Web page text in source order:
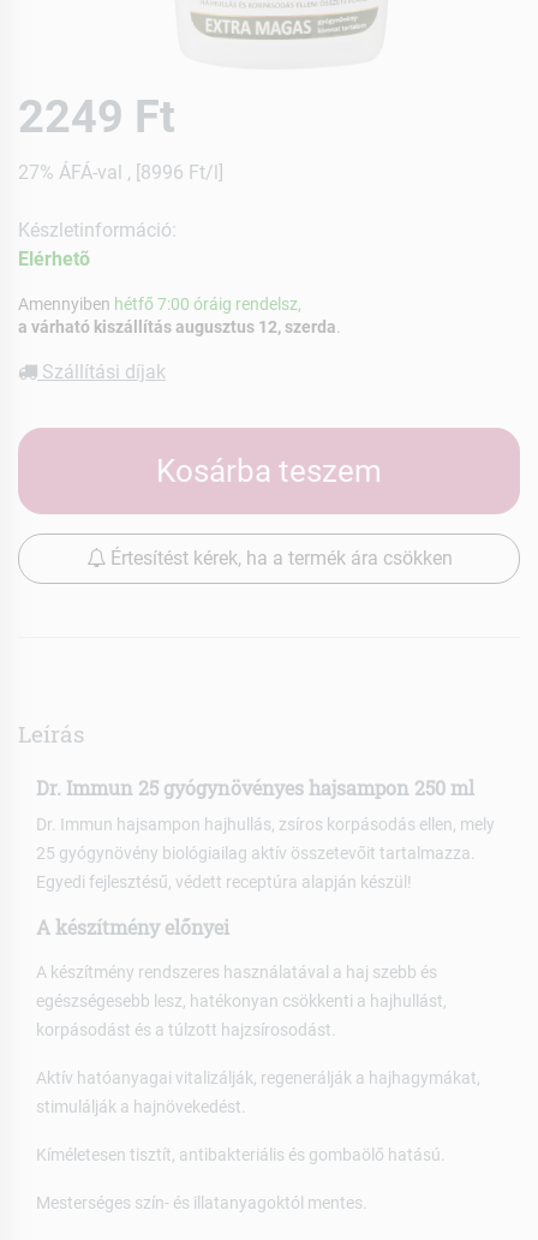
2249 Ft
27% ÁFÁ-val , [8996 Ft/l]
Készletinformáció:
Elérhetõ
Amennyiben hétfő 7:00 óráig rendelsz,
a várható kiszállítás augusztus 12, szerda
Szállítási díjak
Kosárba teszem
Értesítést kérek, ha a termék ára csökken
Leírás
Dr. Immun 25 gyógynövényes hajsampon 250 ml
Dr. Immun hajsampon hajhullás, zsíros korpásodás ellen, mely
25 gyógynövény biológiailag aktív összetevőit tartalmazza.
Egyedi fejlesztésű, védett receptúra alapján készül!
A készítmény előnyei
A készítmény rendszeres használatával a haj szebb és
egészségesebb lesz, hatékonyan csökkenti a hajhullást,
korpásodást és a túlzott hajzsírosodást.
Aktív hatóanyagai vitalizálják, regenerálják a hajhagymákat,
stimulálják a hajnövekedést.
Kíméletesen tisztít, antibakteriális és gombaölő hatású.
Mesterséges szín- és illatanyagoktól mentes.